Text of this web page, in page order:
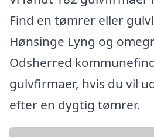
Find en tømrer eller
Hønsinge Lyng og
Odsherred
gulvfirmaer, hvis du vil
efter en dygtig tømrer.